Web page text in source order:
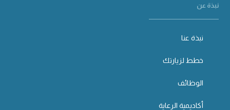
نبذة عن
نبذة عنا
خطط لزيارتك
الوظائف
أكاديمية الرعاية